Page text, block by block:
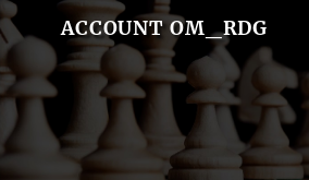
ACCOUNT OM_RDG